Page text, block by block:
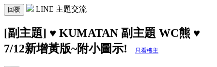
回覆 LINE 主題交流
[副主題] ♥ KUMATAN 副主題 WC熊 ♥
7/12新增黃版~附小圖示!
只看樓主